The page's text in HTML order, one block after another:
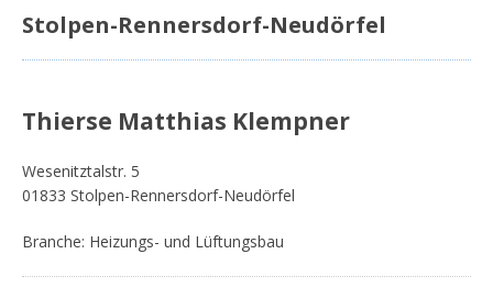
Stolpen-Rennersdorf-Neudörfel
Thierse Matthias Klempner
Wesenitztalstr. 5
01833 Stolpen-Rennersdorf-Neudörfel
Branche: Heizungs- und Lüftungsbau